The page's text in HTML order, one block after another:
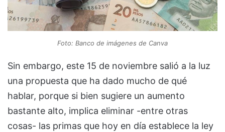
Foto: Banco de imágenes de Canva
Sin embargo, este 15 de noviembre salió a la luz
una propuesta que ha dado mucho de qué
hablar, porque si bien sugiere un aumento
bastante alto, implica eliminar -entre otras
cosas- las primas que hoy en día establece la ley